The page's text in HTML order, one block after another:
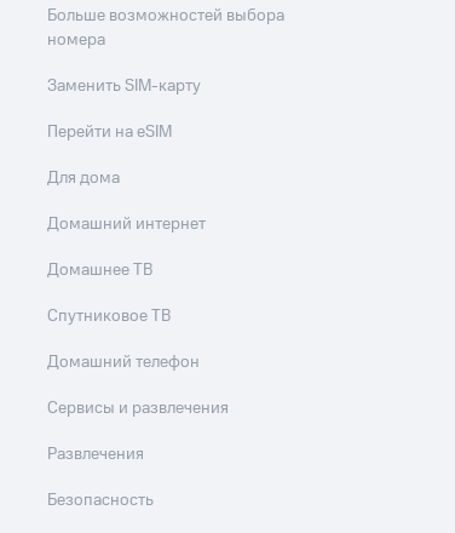
Больше возможностей выбора
номера
Заменить SIM-карту
Перейти на eSIM
Для дома
Домашний интернет
Домашнее ТВ
Спутниковое ТВ
Домашний телефон
Сервисы и развлечения
Развлечения
Безопасность